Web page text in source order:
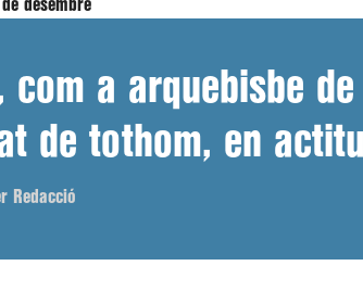
desembre
a arquebisbe de
de tothom, en
Redacció